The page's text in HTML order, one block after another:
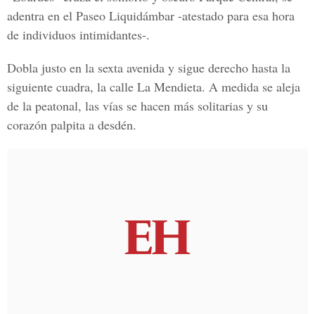
adentra en el Paseo Liquidámbar -atestado para esa hora
de individuos intimidantes-.
Dobla justo en la sexta avenida y sigue derecho hasta la
siguiente cuadra, la calle La Mendieta. A medida se aleja
de la peatonal, las vías se hacen más solitarias y su
corazón palpita a desdén.